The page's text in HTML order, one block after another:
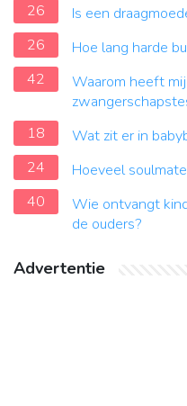
26
Is een
26
Hoe lang harde
42
Waarom heeft
18
Wat zit er in
24
Hoeveel
40
Wie ontvangt
de ouders?
Advertentie